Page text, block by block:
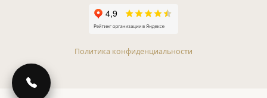
Политика конфиденциальности